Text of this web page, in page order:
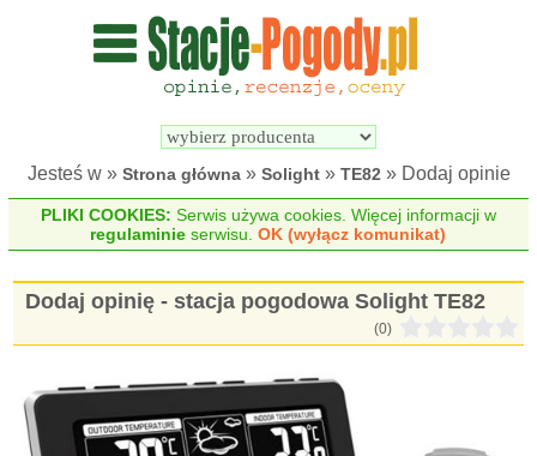
Wyszukiwarka
pogodowych
Jesteś w » Strona główna» Solight» TE82 » Dodaj opinie
PLIKI COOKIES: Serwis używa cookies. Więcej informacji w
regulaminie serwisu.OK (wyłącz komunikat)
Dodaj opinię - stacja pogodowa Solight TE82
(0)